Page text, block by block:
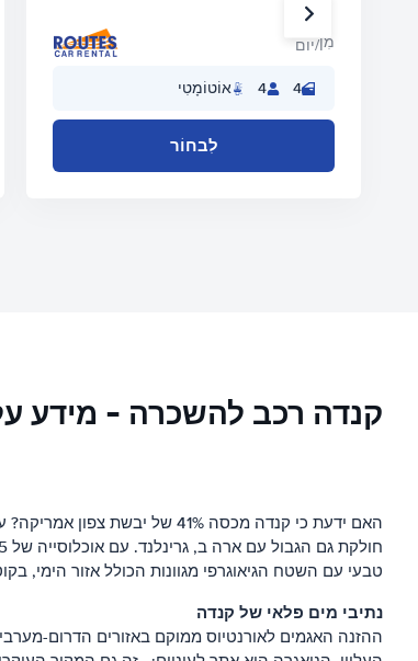
מִן/יום
4
4 אוֹטוֹמָטִי
לִבחוֹר
קנדה רכב להשכרה - מידע
טבעי עם השטח הגיאוגרפי מגוונות הכולל אזור הימי,
נתיבי מים פלאי של קנדה